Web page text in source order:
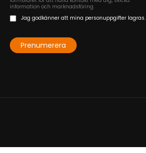
information och marknadsföring.
Jag godkänner att mina personuppgifter lagras.